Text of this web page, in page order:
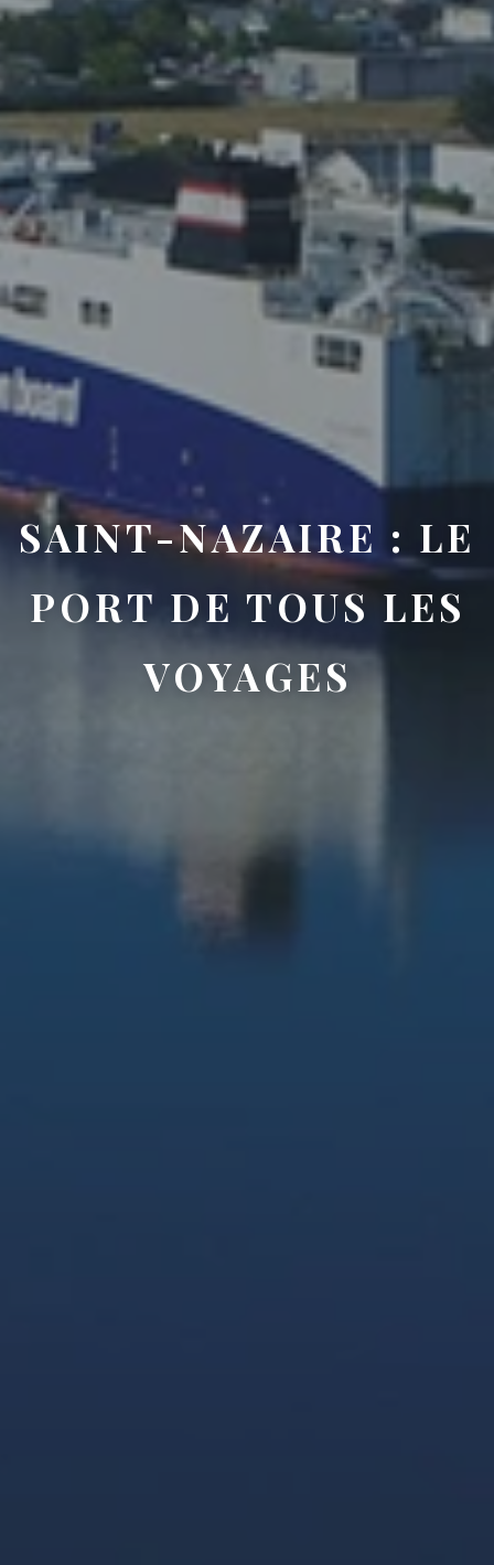
SAINT-NAZAIRE : LE
PORT DE TOUS LES
VOYAGES